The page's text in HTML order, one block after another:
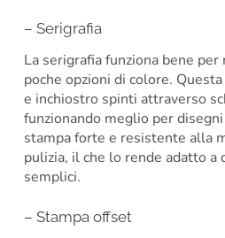
– Serigrafia
La serigrafia funziona bene
poche opzioni di colore.
e inchiostro spinti attraverso
funzionando meglio per
stampa forte e resistente alla
pulizia, il che lo rende adatto a
semplici.
– Stampa offset